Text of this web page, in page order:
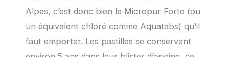
Alpes, c’est donc bien le Micropur Forte (ou
un équivalent chloré comme Aquatabs) qu’il
faut emporter. Les pastilles se conservent